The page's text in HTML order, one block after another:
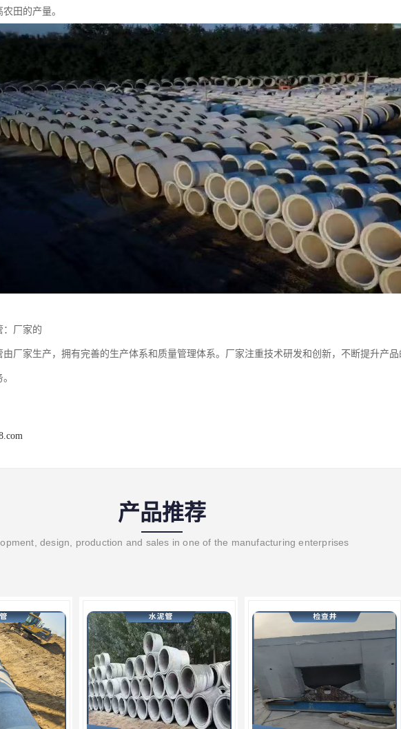
田的产量。
：厂家的
由厂家生产，拥有完善的生产体系和质量管理体系。厂家注重技术研发和创新，不断提升产
产品推荐
design, production and sales in one of the manufacturing enterprises